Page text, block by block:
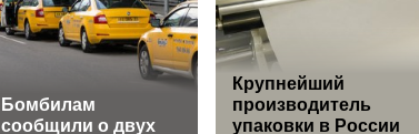
Бомбилам
сообщили о двух
Крупнейший
производитель
упаковки в России